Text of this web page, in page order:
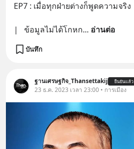
EP7 : เมื่อทุกฝ่ายต่างก็พูดความจริง
|   ข้อมูลไม่ได้โกหก... อ่านต่อ
บันทึก
ฐานเศรษฐกิจ_Thansettakij ยืนยันแล้ว
23 ธ.ค. 2023 เวลา 23:00 • การเมือง